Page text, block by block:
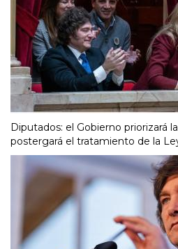
Diputados: el Gobierno priorizará
postergará el tratamiento de la